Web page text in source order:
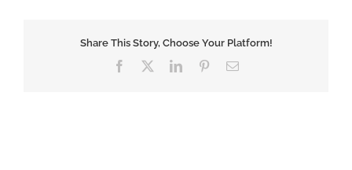
Share This Story, Choose Your Platform!
Facebook LinkedInPinterest
E-